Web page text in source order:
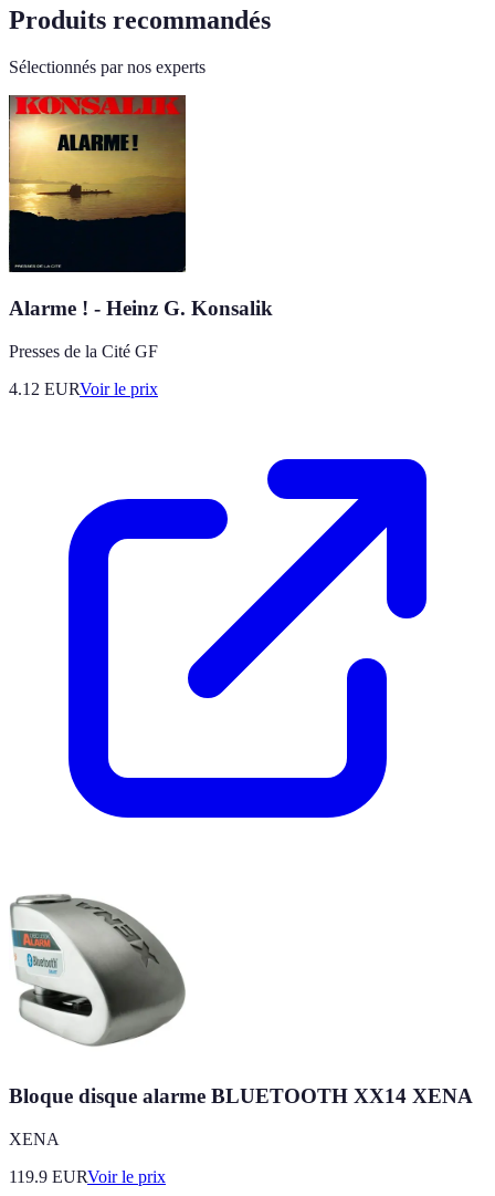
Produits recommandés
Sélectionnés par nos experts
Alarme ! - Heinz G. Konsalik
Presses de la Cité GF
4.12 EURVoir le prix
Bloque disque alarme BLUETOOTH XX14 XENA
XENA
119.9 EURVoir le prix